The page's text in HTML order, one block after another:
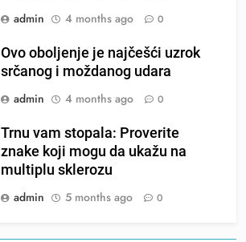
admin
4 months ago 0
Ovo oboljenje je najčešći uzrok
srčanog i moždanog udara
admin
4 months ago 0
Trnu vam stopala: Proverite
znake koji mogu da ukažu na
multiplu sklerozu
admin
5 months ago 0